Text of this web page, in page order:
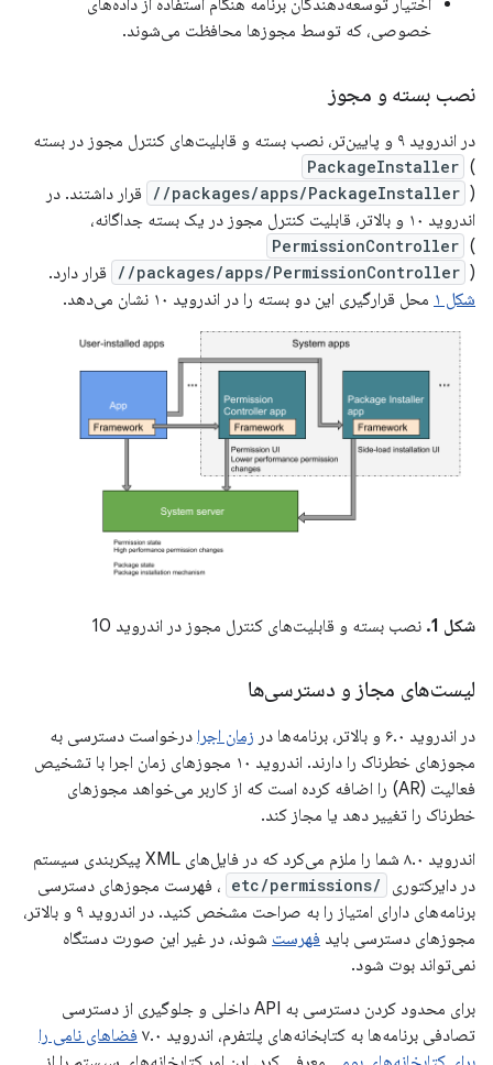
اختیار توسعه‌دهندگان برنامه هنگام استفاده از داده‌های
خصوصی، که توسط مجوزها محافظت می‌شوند.
نصب بسته و مجوز
در اندروید ۹ و پایین‌تر، نصب بسته و قابلیت‌های کنترل مجوز در بسته
PackageInstaller (
//packages/apps/PackageInstaller
) قرار داشتند. در
اندروید ۱۰ و بالاتر، قابلیت کنترل مجوز در یک بسته جداگانه،
PermissionController (
//packages/apps/PermissionController ) قرار دارد.
شکل ۱
محل قرارگیری این دو بسته را در اندروید ۱۰ نشان می‌دهد.
شکل 1. نصب بسته و قابلیت‌های کنترل مجوز در اندروید 10
لیست‌های مجاز و دسترسی‌ها
در اندروید ۶.۰ و بالاتر، برنامه‌ها در زمان اجرا درخواست دسترسی به
مجوزهای خطرناک را دارند. اندروید ۱۰ مجوزهای زمان اجرا با تشخیص
فعالیت (AR) را اضافه کرده است که از کاربر می‌خواهد مجوزهای
خطرناک را تغییر دهد یا مجاز کند.
اندروید ۸.۰ شما را ملزم می‌کرد که در فایل‌های XML پیکربندی سیستم
در دایرکتوری
/etc/permissions
، فهرست مجوزهای دسترسی
برنامه‌های دارای امتیاز را به صراحت مشخص کنید. در اندروید ۹ و بالاتر،
مجوزهای دسترسی باید فهرست شوند، در غیر این صورت دستگاه
نمی‌تواند بوت شود.
برای محدود کردن دسترسی به API داخلی و جلوگیری از دسترسی
تصادفی برنامه‌ها به کتابخانه‌های پلتفرم، اندروید ۷.۰
فضاهای نامی را